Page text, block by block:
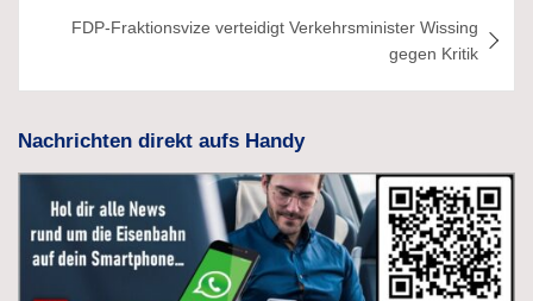
FDP-Fraktionsvize verteidigt Verkehrsminister Wissing
gegen Kritik
Nachrichten direkt aufs Handy